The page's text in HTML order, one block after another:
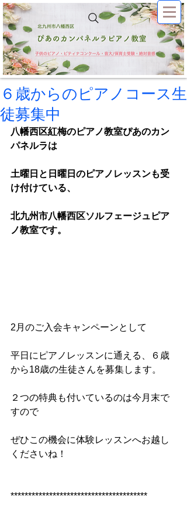
６歳からのピアノコース生
徒募集中
八幡西区紅梅のピアノ教室ぴあのカン
パネルラは
土曜日と日曜日のピアノレッスンも受
け付けている、
北九州市八幡西区ソルフェージュピア
ノ教室です。
2月のご入会キャンペーンとして
平日にピアノレッスンに通える、６歳
から18歳の生徒さんを募集します。
２つの特典も付いているのは今月末で
すので
ぜひこの機会に体験レッスンへお越し
くださいね！
***************************************